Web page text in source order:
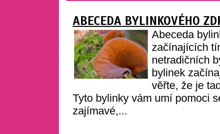
ABECEDA BYLINKOVÉHO
Abeceda
začínajících
netradičních
bylinek
věřte, že je
Tyto bylinky vám umí pomoci
zajímavé,...